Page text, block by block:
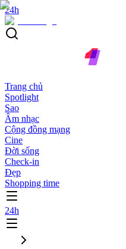
24h
Trang chủ
Spotlight
Sao
Âm nhạc
Cộng đồng mạng
Cine
Đời sống
Check-in
Đẹp
Shopping time
24h